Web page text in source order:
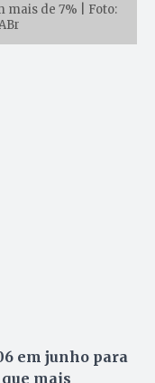
mais de 7% | Foto:
em junho para
mais